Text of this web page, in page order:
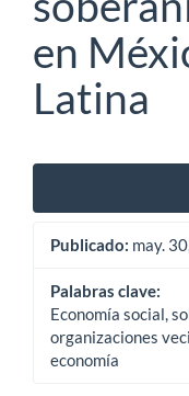
en
Latina
Barra
lateral
del
artículo
Publicado: may.
Palabras clave:
Economía social,
organizaciones
economía